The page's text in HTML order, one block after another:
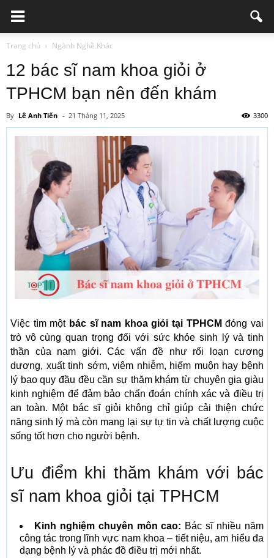
Trang chủ Ngành Nghề Khác
12 bác sĩ nam khoa giỏi ở
TPHCM bạn nên đến khám
By Lê Anh Tiến - 21 Tháng 11, 2025 3300
Việc tìm một bác sĩ nam khoa giỏi tại TPHCM đóng vai
trò vô cùng quan trọng đối với sức khỏe sinh lý và tinh
thần của nam giới. Các vấn đề như rối loạn cương
dương, xuất tinh sớm, viêm nhiễm, hiếm muộn hay bệnh
lý bao quy đầu đều cần sự thăm khám từ chuyên gia giàu
kinh nghiệm để đảm bảo chẩn đoán chính xác và điều trị
an toàn. Một bác sĩ giỏi không chỉ giúp cải thiện chức
năng sinh lý mà còn mang lại sự tự tin và chất lượng cuộc
sống tốt hơn cho người bệnh.
Ưu điểm khi thăm khám với bác
sĩ nam khoa giỏi tại TPHCM
Kinh nghiệm chuyên môn cao: Bác sĩ nhiều năm
công tác trong lĩnh vực nam khoa – tiết niệu, am hiểu đa
dạng bệnh lý và phác đồ điều trị mới nhất.